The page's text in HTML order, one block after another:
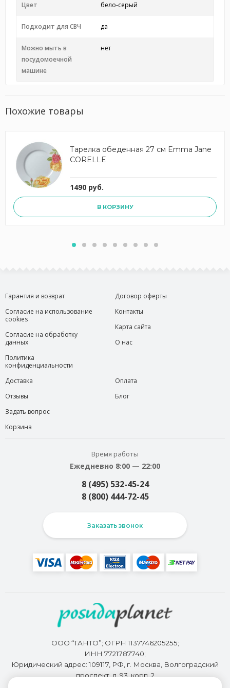
Цвет бело-серый
Подходит для СВЧ да
Можно мыть в
посудомоечной
машине
нет
Похожие товары
Тарелка обеденная 27 см Emma Jane
CORELLE
1490 руб.
В КОРЗИНУ
Гарантия и возврат
Согласие на использование
cookies
Согласие на обработку
данных
Политика
конфиденциальности
Договор оферты
Контакты
Карта сайта
О нас
Доставка
Отзывы
Задать вопрос
Корзина
Оплата
Блог
Время работы
Ежедневно 8:00 — 22:00
8 (495) 532-45-24
8 (800) 444-72-45
Заказать звонок
ООО “ТАНТО”; ОГРН 1137746205255;
ИНН 7721787740;
Юридический адрес: 109117, РФ, г. Москва, Волгоградский
проспект, д. 93, корп. 2